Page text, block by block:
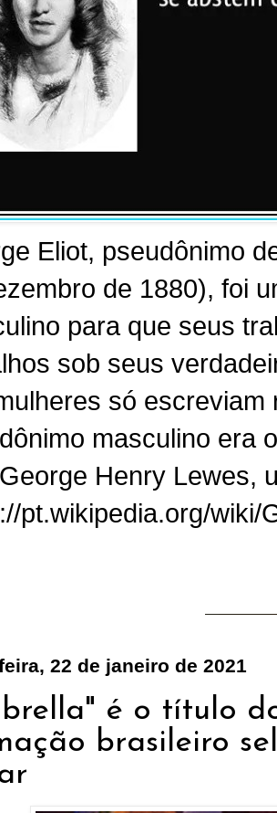
Eliot, pseudônimo
de 1880), foi
para que seus
sob seus
só
masculino era
Henry Lewes,
pt.wikipedia.org/wiki/
22 de janeiro de 2021
é o título
brasileiro